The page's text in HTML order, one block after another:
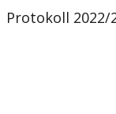
Protokoll 2022/